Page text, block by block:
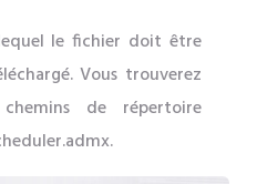
le fichier doit être
Vous trouverez
de répertoire